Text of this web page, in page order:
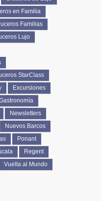
en Familia
Familias
Lujo
StarClass
Excursiones
Newsletters
Nuevos Barcos
Ponant
Regent
Vuelta al Mundo